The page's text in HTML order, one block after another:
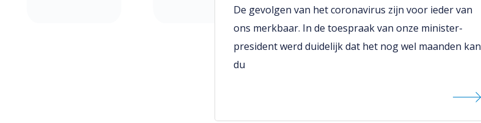
De gevolgen van het coronavirus zijn voor ieder van
ons merkbaar. In de toespraak van onze minister-
president werd duidelijk dat het nog wel maanden kan
du